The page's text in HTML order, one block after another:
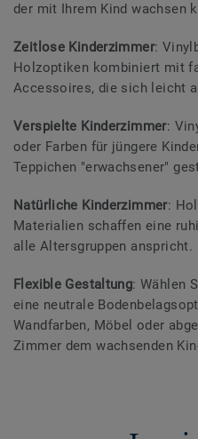
der mit Ihrem Kind wachsen
Zeitlose Kinderzimmer:
Holzoptiken kombiniert mit
Accessoires, die sich leicht
Verspielte Kinderzimmer:
oder Farben für jüngere
Teppichen "erwachsener"
Natürliche Kinderzimmer:
Materialien schaffen eine
alle Altersgruppen anspricht.
Flexible Gestaltung: Wählen
eine neutrale
Wandfarben, Möbel oder
Zimmer dem wachsenden